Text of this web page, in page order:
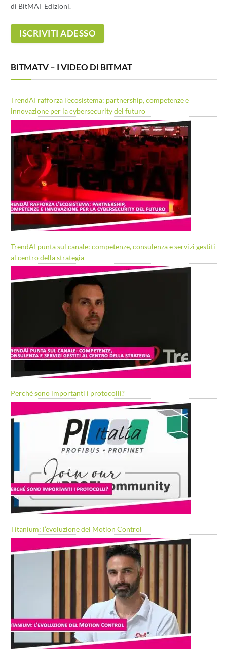
di BitMAT Edizioni.
BITMATV – I VIDEO DI BITMAT
TrendAI rafforza l’ecosistema: partnership, competenze e
innovazione per la cybersecurity del futuro
TrendAI punta sul canale: competenze, consulenza e servizi gestiti
al centro della strategia
Perché sono importanti i protocolli?
Titanium: l’evoluzione del Motion Control